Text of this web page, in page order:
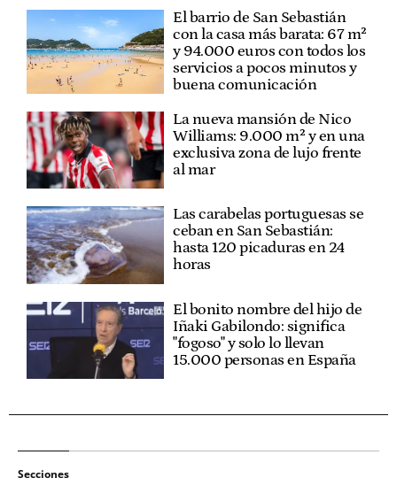
El barrio de San Sebastián
con la casa más barata: 67 m²
y 94.000 euros con todos los
servicios a pocos minutos y
buena comunicación
La nueva mansión de Nico
Williams: 9.000 m² y en una
exclusiva zona de lujo frente
al mar
Las carabelas portuguesas se
ceban en San Sebastián:
hasta 120 picaduras en 24
horas
El bonito nombre del hijo de
Iñaki Gabilondo: significa
"fogoso" y solo lo llevan
15.000 personas en España
Secciones